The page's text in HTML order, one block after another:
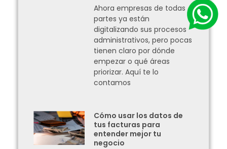
Ahora empresas de todas
partes ya están
digitalizando sus procesos
administrativos, pero pocas
tienen claro por dónde
empezar o qué áreas
priorizar. Aquí te lo
contamos
Cómo usar los datos de
tus facturas para
entender mejor tu
negocio